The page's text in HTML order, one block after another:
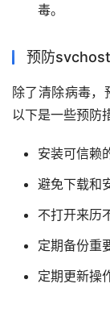
毒。
预防
除了清除病毒，
以下是一些预防
安装可信赖
避免下载和
不打开来历
定期备份重
定期更新操